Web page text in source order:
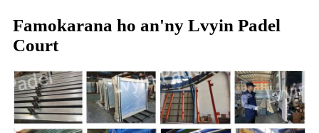
Famokarana ho an'ny Lvyin Padel
Court